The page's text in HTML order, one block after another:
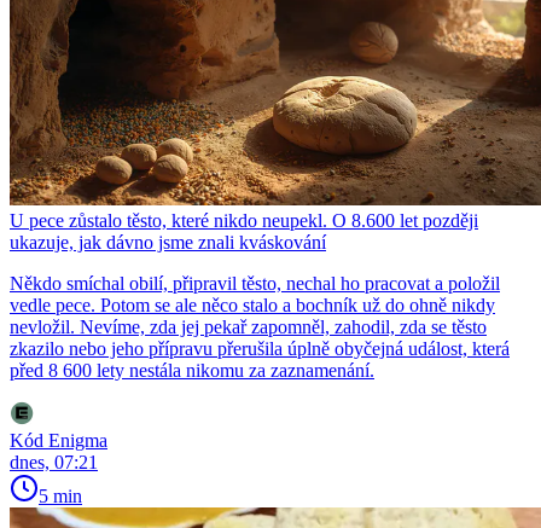
U pece zůstalo těsto, které nikdo neupekl. O 8.600 let později
ukazuje, jak dávno jsme znali kváskování
Někdo smíchal obilí, připravil těsto, nechal ho pracovat a položil
vedle pece. Potom se ale něco stalo a bochník už do ohně nikdy
nevložil. Nevíme, zda jej pekař zapomněl, zahodil, zda se těsto
zkazilo nebo jeho přípravu přerušila úplně obyčejná událost, která
před 8 600 lety nestála nikomu za zaznamenání.
Kód Enigma
dnes, 07:21
5 min